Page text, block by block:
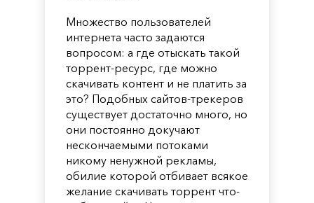
Множество пользователей
интернета часто задаются
вопросом: а где отыскать такой
торрент-ресурс, где можно
скачивать контент и не платить за
это? Подобных сайтов-трекеров
существует достаточно много, но
они постоянно докучают
нескончаемыми потоками
никому ненужной рекламы,
обилие которой отбивает всякое
желание скачивать торрент что-